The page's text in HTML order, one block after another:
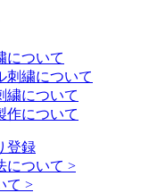
について
刺繍について
繍について
作について
登録
について >
て >